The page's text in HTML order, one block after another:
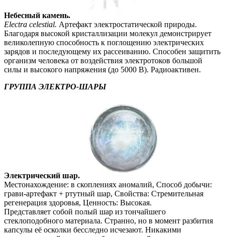
Небесный камень.
Electra celestial. Артефакт электростатической природы.
Благодаря высокой кристаллизации молекул демонстрирует
великолепную способность к поглощению электрических
зарядов и последующему их рассеиванию. Способен защитить
организм человека от воздействия электротоков большой
силы и высокого напряжения (до 5000 В). Радиоактивен.
ГРУППА ЭЛЕКТРО-ШАРЫ
Электрический шар.
Местонахождение: в скоплениях аномалий, Способ добычи:
грави-артефакт + ртутный шар, Свойства: Стремительная
регенерация здоровья, Ценность: Высокая.
Представляет собой полый шар из тончайшего
стеклоподобного материала. Странно, но в момент разбития
капсулы её осколки бесследно исчезают. Никакими